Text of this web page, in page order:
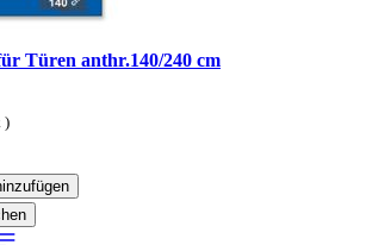
Türen anthr.140/240 cm
)